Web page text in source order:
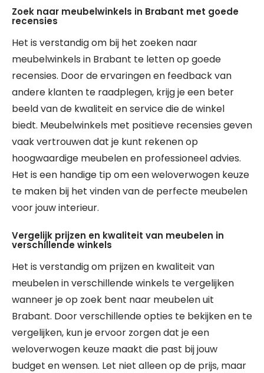
Zoek naar meubelwinkels in Brabant met goede
recensies
Het is verstandig om bij het zoeken naar
meubelwinkels in Brabant te letten op goede
recensies. Door de ervaringen en feedback van
andere klanten te raadplegen, krijg je een beter
beeld van de kwaliteit en service die de winkel
biedt. Meubelwinkels met positieve recensies geven
vaak vertrouwen dat je kunt rekenen op
hoogwaardige meubelen en professioneel advies.
Het is een handige tip om een weloverwogen keuze
te maken bij het vinden van de perfecte meubelen
voor jouw interieur.
Vergelijk prijzen en kwaliteit van meubelen in
verschillende winkels
Het is verstandig om prijzen en kwaliteit van
meubelen in verschillende winkels te vergelijken
wanneer je op zoek bent naar meubelen uit
Brabant. Door verschillende opties te bekijken en te
vergelijken, kun je ervoor zorgen dat je een
weloverwogen keuze maakt die past bij jouw
budget en wensen. Let niet alleen op de prijs, maar